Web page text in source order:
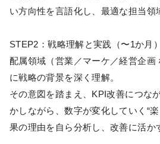
い方向性を言語化し、最適な担当領
STEP2：戦略理解と実践（〜1か月）
配属領域（営業／マーケ／経営企画
に戦略の背景を深く理解。
その意図を踏まえ、KPI改善につな
かしながら、数字が変化していく“
果の理由を自ら分析し、改善に活か